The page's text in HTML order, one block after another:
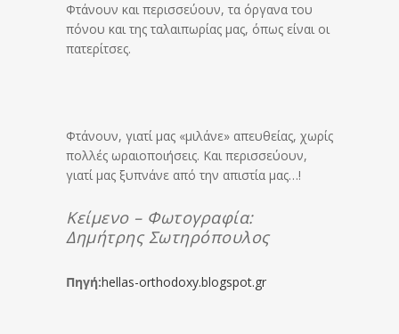
Φτάνουν και περισσεύουν, τα όργανα του
πόνου και της ταλαιπωρίας μας, όπως είναι οι
πατερίτσες.
Φτάνουν, γιατί μας «μιλάνε» απευθείας, χωρίς
πολλές ωραιοποιήσεις. Και περισσεύουν,
γιατί μας ξυπνάνε από την απιστία μας…!
Κείμενο – Φωτογραφία:
Δημήτρης Σωτηρόπουλος
Πηγή:hellas-orthodoxy.blogspot.gr